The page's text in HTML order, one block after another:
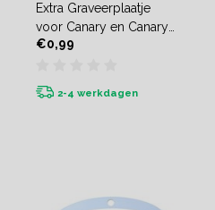
Extra Graveerplaatje
voor Canary en Canary
Warf
€0,99
2-4 werkdagen